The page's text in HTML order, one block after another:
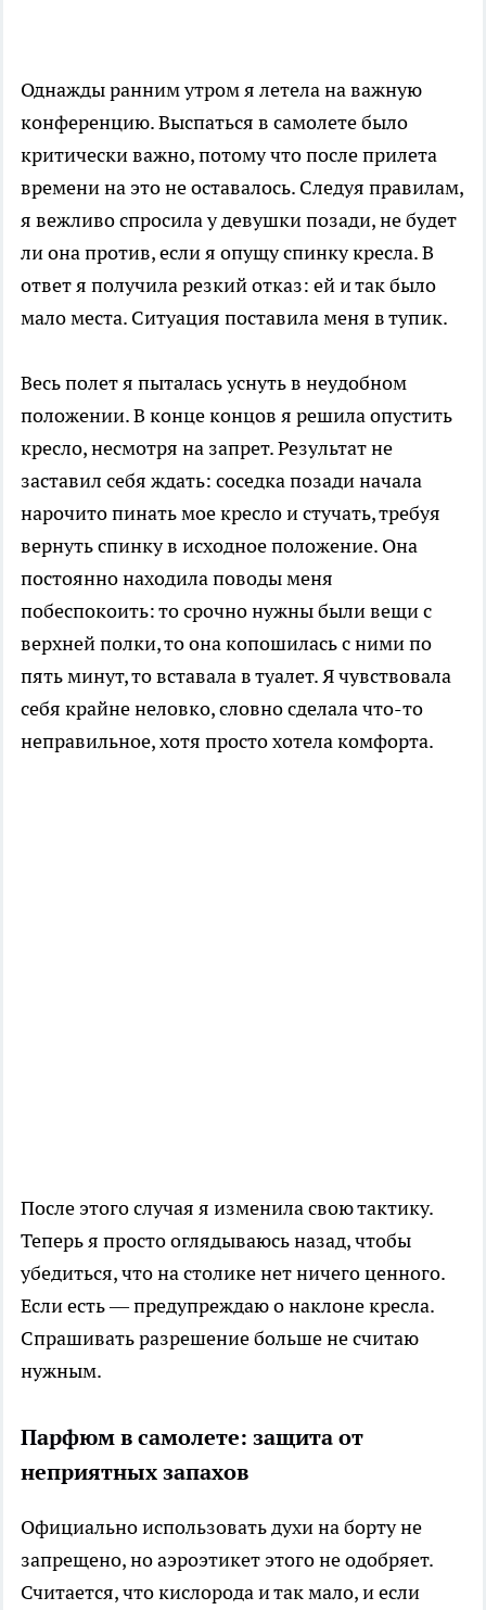
Однажды ранним утром я летела на важную
конференцию. Выспаться в самолете было
критически важно, потому что после прилета
времени на это не оставалось. Следуя правилам,
я вежливо спросила у девушки позади, не будет
ли она против, если я опущу спинку кресла. В
ответ я получила резкий отказ: ей и так было
мало места. Ситуация поставила меня в тупик.
Весь полет я пыталась уснуть в неудобном
положении. В конце концов я решила опустить
кресло, несмотря на запрет. Результат не
заставил себя ждать: соседка позади начала
нарочито пинать мое кресло и стучать, требуя
вернуть спинку в исходное положение. Она
постоянно находила поводы меня
побеспокоить: то срочно нужны были вещи с
верхней полки, то она копошилась с ними по
пять минут, то вставала в туалет. Я чувствовала
себя крайне неловко, словно сделала что-то
неправильное, хотя просто хотела комфорта.
После этого случая я изменила свою тактику.
Теперь я просто оглядываюсь назад, чтобы
убедиться, что на столике нет ничего ценного.
Если есть — предупреждаю о наклоне кресла.
Спрашивать разрешение больше не считаю
нужным.
Парфюм в самолете: защита от
неприятных запахов
Официально использовать духи на борту не
запрещено, но аэроэтикет этого не одобряет.
Считается, что кислорода и так мало, и если